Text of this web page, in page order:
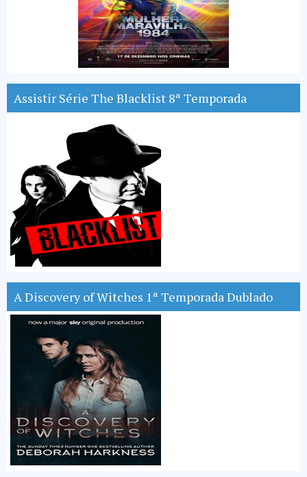
Assistir Série The Blacklist 8ª Temporada
A Discovery of Witches 1ª Temporada Dublado